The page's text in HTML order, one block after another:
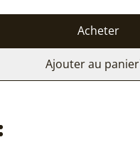
Acheter
Ajouter au panier